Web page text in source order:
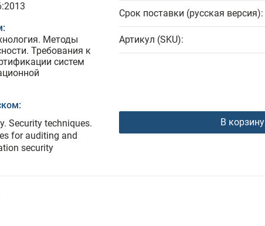
Методы
Требования к
систем
Security techniques.
for auditing and
security
Срок поставки (русская версия):
Артикул (SKU):
В корзину